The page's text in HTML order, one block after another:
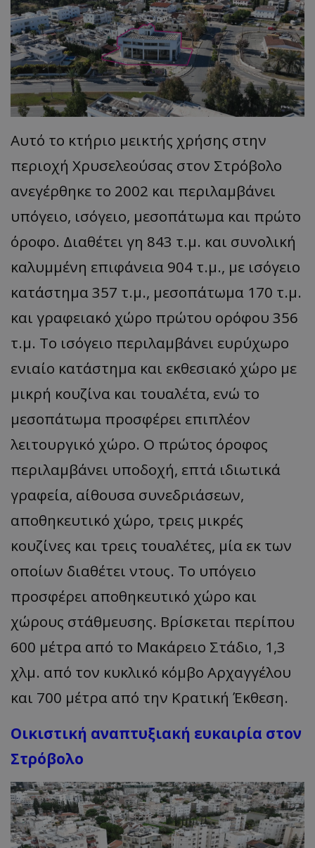
Αυτό το κτήριο μεικτής χρήσης στην
περιοχή Χρυσελεούσας στον Στρόβολο
ανεγέρθηκε το 2002 και περιλαμβάνει
υπόγειο, ισόγειο, μεσοπάτωμα και πρώτο
όροφο. Διαθέτει γη 843 τ.μ. και συνολική
καλυμμένη επιφάνεια 904 τ.μ., με ισόγειο
κατάστημα 357 τ.μ., μεσοπάτωμα 170 τ.μ.
και γραφειακό χώρο πρώτου ορόφου 356
τ.μ. Το ισόγειο περιλαμβάνει ευρύχωρο
ενιαίο κατάστημα και εκθεσιακό χώρο με
μικρή κουζίνα και τουαλέτα, ενώ το
μεσοπάτωμα προσφέρει επιπλέον
λειτουργικό χώρο. Ο πρώτος όροφος
περιλαμβάνει υποδοχή, επτά ιδιωτικά
γραφεία, αίθουσα συνεδριάσεων,
αποθηκευτικό χώρο, τρεις μικρές
κουζίνες και τρεις τουαλέτες, μία εκ των
οποίων διαθέτει ντους. Το υπόγειο
προσφέρει αποθηκευτικό χώρο και
χώρους στάθμευσης. Βρίσκεται περίπου
600 μέτρα από το Μακάρειο Στάδιο, 1,3
χλμ. από τον κυκλικό κόμβο Αρχαγγέλου
και 700 μέτρα από την Κρατική Έκθεση.
Οικιστική αναπτυξιακή ευκαιρία στον
Στρόβολο